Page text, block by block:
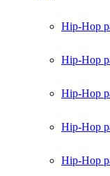
Hip-Hop
Hip-Hop
Hip-Hop
Hip-Hop
Hip-Hop